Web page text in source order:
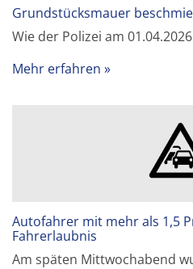
Grundstücksmauer
Wie der Polizei am
Mehr erfahren
Autofahrer mit mehr als 1,5
Fahrerlaubnis
Am späten Mittwochabend